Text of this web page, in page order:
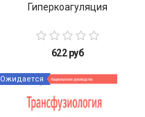
Гиперкоагуляция
622 руб
Ожидается